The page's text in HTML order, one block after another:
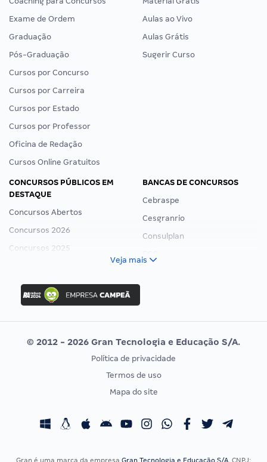
Exame de Ordem
Graduação
Pós-Graduação
Cursos por Concurso
Cursos por Carreira
Cursos por Estado
Cursos por Professor
Oficina de Redação
Cursos Online Gratuitos
Aulas ao Vivo
Aulas Grátis
Sugerir Curso
CONCURSOS PÚBLICOS EM
DESTAQUE
Concursos Abertos
Concursos 2026
Concursos 2025
Concurso Ibama
Concurso MPU
Editais publicados
BANCAS DE CONCURSOS
Cebraspe
Cesgranrio
Consulplan
Vunesp
CONCURSOS POR PROFISSÃO
Concursos Fiscais
EXAME DE ORDEM
Calendário OAB
Veja mais
© 2012 - 2026 Gran Tecnologia e Educação S/A.
Política de privacidade
Termos de uso
Mapa do site
Gran é uma marca da empresa Gran Tecnologia e Educação S/A, CNPJ: